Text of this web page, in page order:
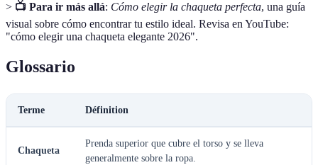
> 📺 Para ir más allá: Cómo elegir la chaqueta perfecta, una guía
visual sobre cómo encontrar tu estilo ideal. Revisa en YouTube:
"cómo elegir una chaqueta elegante 2026".
Glossario
Terme Définition
Chaqueta
Prenda superior que cubre el torso y se lleva
generalmente sobre la ropa.